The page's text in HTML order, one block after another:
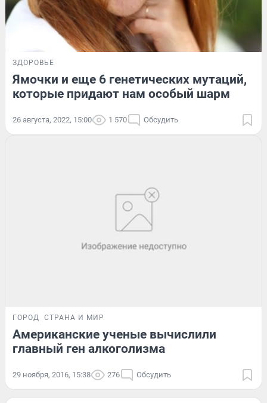
ЗДОРОВЬЕ
Ямочки и еще 6 генетических мутаций,
которые придают нам особый шарм
26 августа, 2022, 15:00 1 570 Обсудить
ГОРОД СТРАНА И МИР
Американские ученые вычислили
главный ген алкоголизма
29 ноября, 2016, 15:38 276 Обсудить